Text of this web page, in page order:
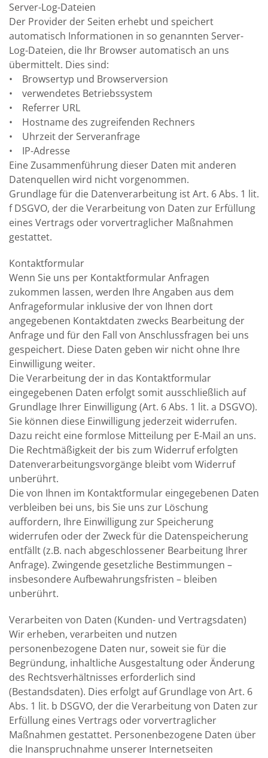
Server-Log-Dateien
Der Provider der Seiten erhebt und speichert
automatisch Informationen in so genannten Server-
Log-Dateien, die Ihr Browser automatisch an uns
übermittelt. Dies sind:
• Browsertyp und Browserversion
• verwendetes Betriebssystem
• Referrer URL
• Hostname des zugreifenden Rechners
• Uhrzeit der Serveranfrage
• IP-Adresse
Eine Zusammenführung dieser Daten mit anderen
Datenquellen wird nicht vorgenommen.
Grundlage für die Datenverarbeitung ist Art. 6 Abs. 1 lit.
f DSGVO, der die Verarbeitung von Daten zur Erfüllung
eines Vertrags oder vorvertraglicher Maßnahmen
gestattet.
Kontaktformular
Wenn Sie uns per Kontaktformular Anfragen
zukommen lassen, werden Ihre Angaben aus dem
Anfrageformular inklusive der von Ihnen dort
angegebenen Kontaktdaten zwecks Bearbeitung der
Anfrage und für den Fall von Anschlussfragen bei uns
gespeichert. Diese Daten geben wir nicht ohne Ihre
Einwilligung weiter.
Die Verarbeitung der in das Kontaktformular
eingegebenen Daten erfolgt somit ausschließlich auf
Grundlage Ihrer Einwilligung (Art. 6 Abs. 1 lit. a DSGVO).
Sie können diese Einwilligung jederzeit widerrufen.
Dazu reicht eine formlose Mitteilung per E-Mail an uns.
Die Rechtmäßigkeit der bis zum Widerruf erfolgten
Datenverarbeitungsvorgänge bleibt vom Widerruf
unberührt.
Die von Ihnen im Kontaktformular eingegebenen Daten
verbleiben bei uns, bis Sie uns zur Löschung
auffordern, Ihre Einwilligung zur Speicherung
widerrufen oder der Zweck für die Datenspeicherung
entfällt (z.B. nach abgeschlossener Bearbeitung Ihrer
Anfrage). Zwingende gesetzliche Bestimmungen –
insbesondere Aufbewahrungsfristen – bleiben
unberührt.
Verarbeiten von Daten (Kunden- und Vertragsdaten)
Wir erheben, verarbeiten und nutzen
personenbezogene Daten nur, soweit sie für die
Begründung, inhaltliche Ausgestaltung oder Änderung
des Rechtsverhältnisses erforderlich sind
(Bestandsdaten). Dies erfolgt auf Grundlage von Art. 6
Abs. 1 lit. b DSGVO, der die Verarbeitung von Daten zur
Erfüllung eines Vertrags oder vorvertraglicher
Maßnahmen gestattet. Personenbezogene Daten über
die Inanspruchnahme unserer Internetseiten